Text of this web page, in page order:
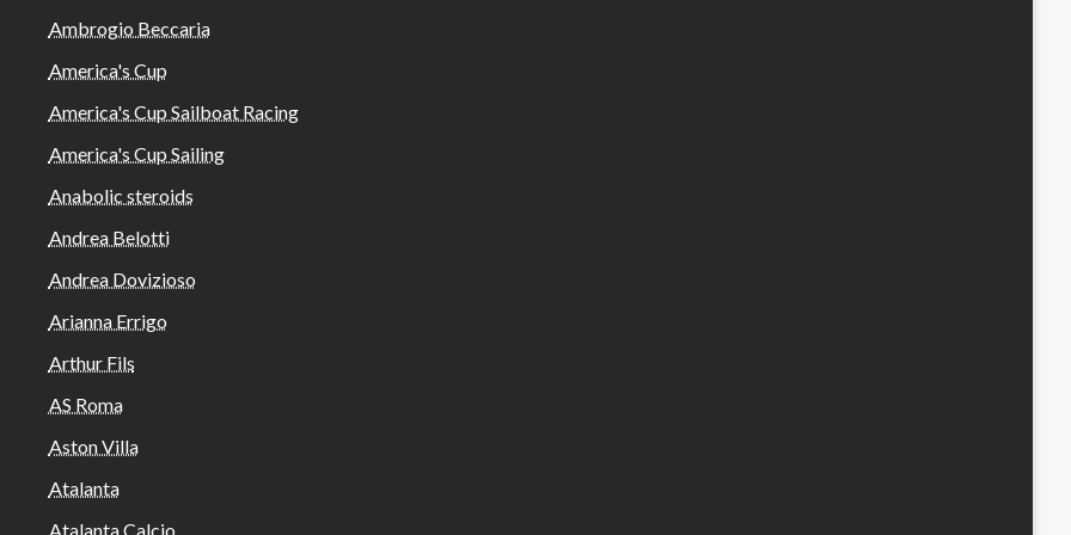
Ambrogio Beccaria
America's Cup
America's Cup Sailboat Racing
America's Cup Sailing
Anabolic steroids
Andrea Belotti
Andrea Dovizioso
Arianna Errigo
Arthur Fils
AS Roma
Aston Villa
Atalanta
Atalanta Calcio